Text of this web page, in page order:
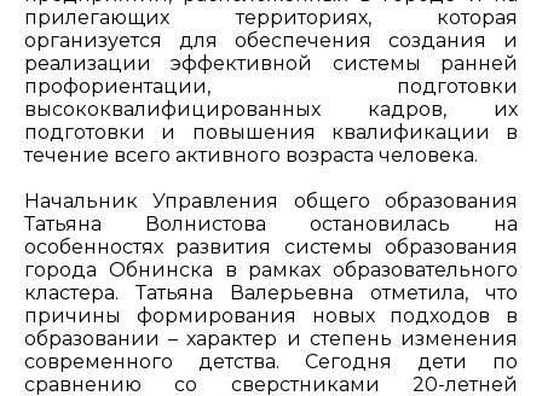
прилегающих территориях, которая
организуется для обеспечения создания и
реализации эффективной системы ранней
профориентации, подготовки
высококвалифицированных кадров, их
подготовки и повышения квалификации в
течение всего активного возраста человека.
Начальник Управления общего образования
Татьяна Волнистова остановилась на
особенностях развития системы образования
города Обнинска в рамках образовательного
кластера. Татьяна Валерьевна отметила, что
причины формирования новых подходов в
образовании – характер и степень изменения
современного детства. Сегодня дети по
сравнению со сверстниками 20-летней